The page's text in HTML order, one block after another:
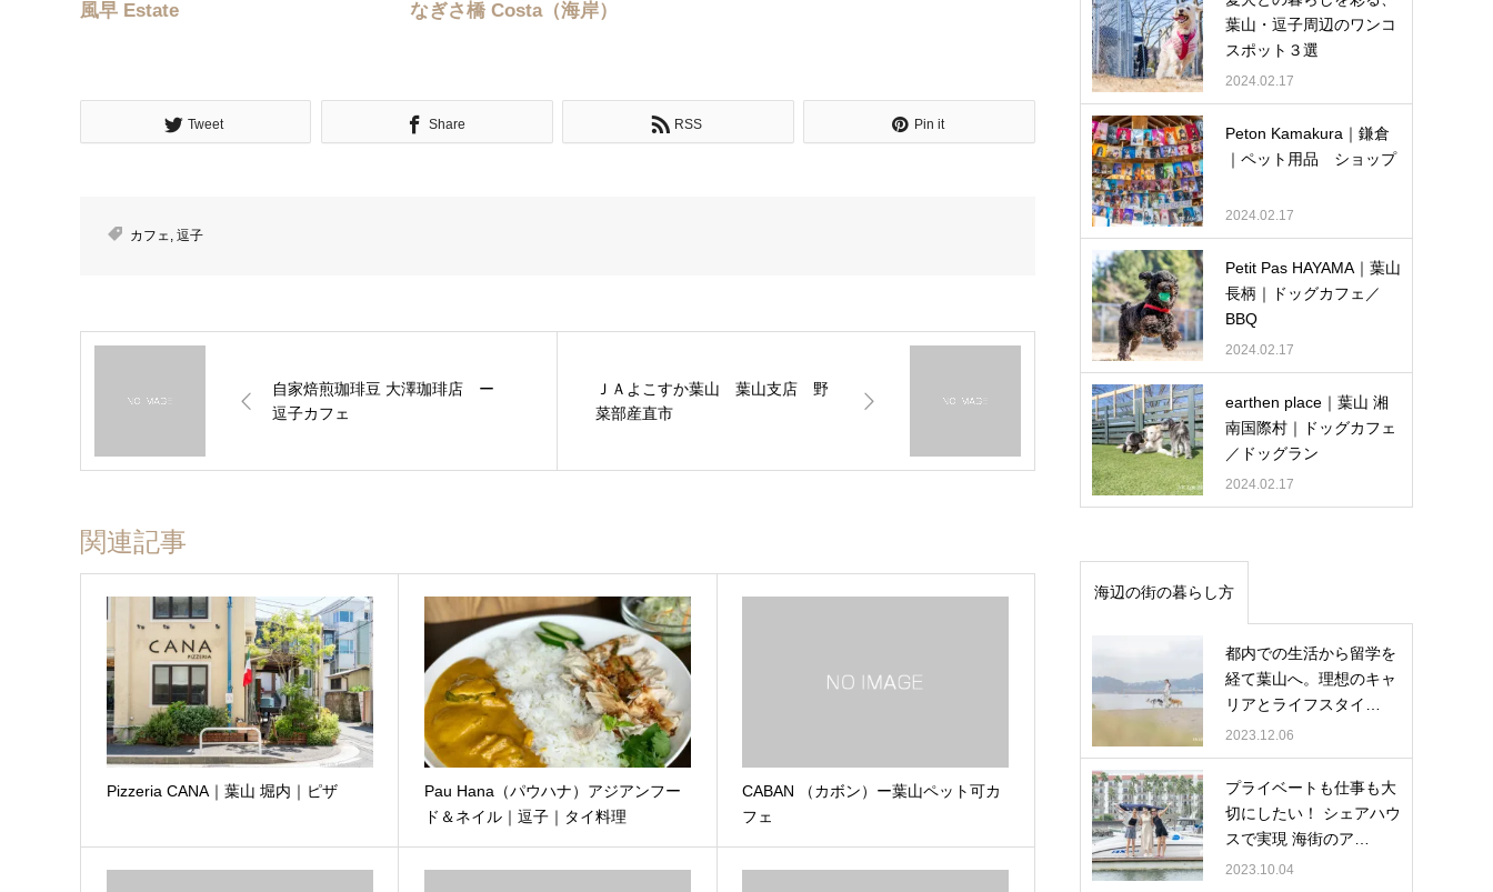
風早 Estate
なぎさ橋 Costa（海岸）
Tweet Share RSS Pin it
カフェ 逗子
自家焙煎珈琲豆 ​​​大澤珈琲店 ー
逗子カフェ
ＪＡよこすか葉山 葉山支店 野
菜部産直市
関連記事
Pizzeria CANA｜葉山 堀内｜ピザ
Pau Hana（パウハナ）アジアンフー
ド＆ネイル｜逗子｜タイ料理
CABAN （カボン）ー葉山ペット可カ
フェ
葉山・逗子周辺のワンコ
スポット３選
2024.02.17
Peton Kamakura｜鎌倉
｜ペット用品 ショップ
2024.02.17
Petit Pas HAYAMA｜葉山
長柄｜ドッグカフェ／
BBQ
2024.02.17
earthen place｜葉山 湘
南国際村｜ドッグカフェ
／ドッグラン
2024.02.17
海辺の街の暮らし方
都内での生活から留学を
経て葉山へ。理想のキャ
リアとライフスタイ…
2023.12.06
プライベートも仕事も大
切にしたい！ シェアハウ
スで実現 海街のア…
2023.10.04